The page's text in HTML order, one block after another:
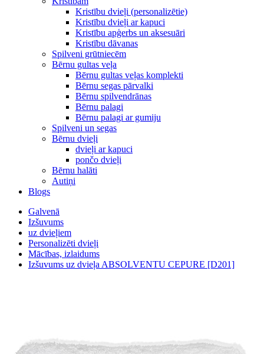
Kristību dvieļi (personalizētie)
Kristību dvieļi ar kapuci
Kristību apģerbs un aksesuāri
Kristību dāvanas
Spilveni grūtniecēm
Bērnu gultas veļa
Bērnu gultas veļas komplekti
Bērnu segas pārvalki
Bērnu spilvendrānas
Bērnu palagi
Bērnu palagi ar gumiju
Spilveni un segas
Bērnu dvieļi
dvieļi ar kapuci
pončo dvieļi
Bērnu halāti
Autiņi
Blogs
Galvenā
Izšuvums
uz dvieļiem
Personalizēti dvieļi
Mācības, izlaidums
Izšuvums uz dvieļa ABSOLVENTU CEPURE [D201]